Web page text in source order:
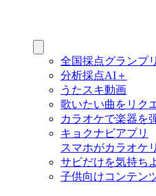
全国採点グランプリ
分析採点AI＋
うたスキ動画
歌いたい曲をリク
カラオケで楽器を
キョクナビアプリ
スマホがカラオケ
サビだけを気持ち
子供向けコンテン